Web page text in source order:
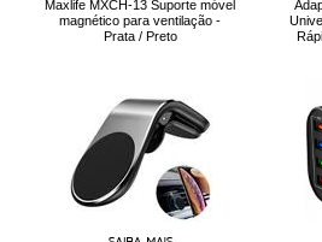
Maxlife MXCH-13 Suporte móvel
magnético para ventilação -
Prata / Preto